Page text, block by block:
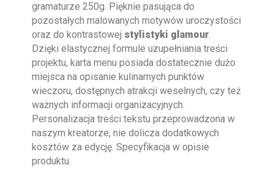
gramaturze 250g. Pięknie pasująca do
pozostałych malowanych motywów uroczystości
oraz do kontrastowej stylistyki glamour.
Dzięki elastycznej formule uzupełniania treści
projektu, karta menu posiada dostatecznie dużo
miejsca na opisanie kulinarnych punktów
wieczoru, dostępnych atrakcji weselnych, czy też
ważnych informacji organizacyjnych.
Personalizacja treści tekstu przeprowadzona w
naszym kreatorze, nie dolicza dodatkowych
kosztów za edycję. Specyfikacja w opisie
produktu.